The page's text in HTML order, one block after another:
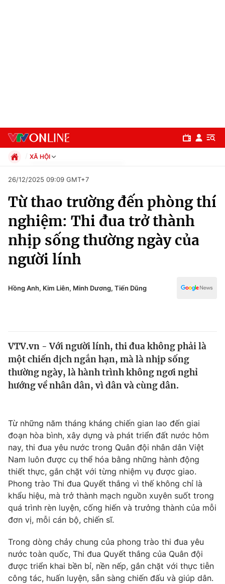
Chuyên mục
Chính trị
Xã hội
Pháp luật
Thế giới
Tin tức
Thế giới đó đây
Kinh tế
Góc doanh nghiệp
Truyền hình
Phim VTV
Hậu trường
Nhân vật
Khán giả
Giải trí
Điện ảnh
Âm nhạc
Sao
Đời sống
Du lịch
Chất lượng cuộc sống
Giáo dục
Tuyển sinh
Học trực tuyến
Công nghệ
Hitech Công nghệ tương lai
Giao lưu trực tuyến
XÃ HỘI
Xã hội
Pháp luật
Thể thao
Truyền hình
Văn hóa - Giải trí
Y tế
Công nghệ
26/12/2025 09:09 GMT+7
Từ thao trường đến phòng thí
nghiệm: Thi đua trở thành
nhịp sống thường ngày của
người lính
Hồng Anh, Kim Liên, Minh Dương, Tiến Dũng
VTV.vn - Với người lính, thi đua không phải là
một chiến dịch ngắn hạn, mà là nhịp sống
thường ngày, là hành trình không ngơi nghỉ
hướng về nhân dân, vì dân và cùng dân.
Từ những năm tháng kháng chiến gian lao đến giai
đoạn hòa bình, xây dựng và phát triển đất nước hôm
nay, thi đua yêu nước trong Quân đội nhân dân Việt
Nam luôn được cụ thể hóa bằng những hành động
thiết thực, gắn chặt với từng nhiệm vụ được giao.
Phong trào Thi đua Quyết thắng vì thế không chỉ là
khẩu hiệu, mà trở thành mạch nguồn xuyên suốt trong
quá trình rèn luyện, cống hiến và trưởng thành của mỗi
đơn vị, mỗi cán bộ, chiến sĩ.
Trong dòng chảy chung của phong trào thi đua yêu
nước toàn quốc, Thi đua Quyết thắng của Quân đội
được triển khai bền bỉ, nền nếp, gắn chặt với thực tiễn
công tác, huấn luyện, sẵn sàng chiến đấu và giúp dân.